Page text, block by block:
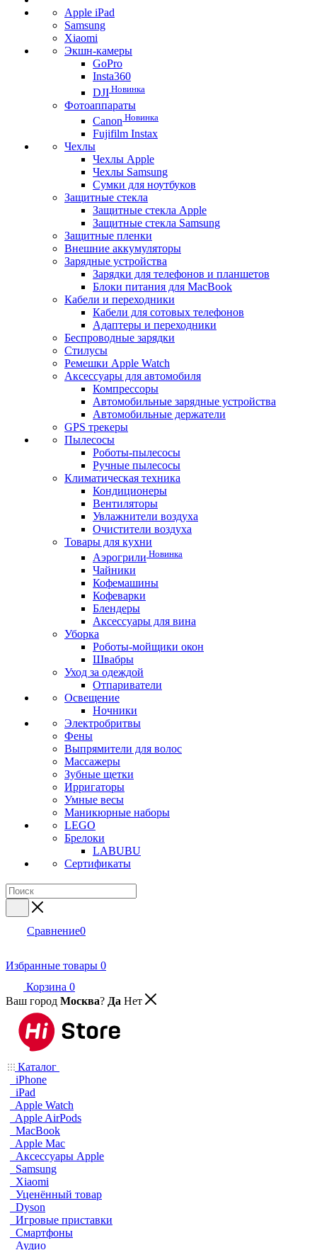
Apple iPad
Samsung
Xiaomi
Экшн-камеры
GoPro
Insta360
DJI Новинка
Фотоаппараты
Canon Новинка
Fujifilm Instax
Чехлы
Чехлы Apple
Чехлы Samsung
Сумки для ноутбуков
Защитные стекла
Защитные стекла Apple
Защитные стекла Samsung
Защитные пленки
Внешние аккумуляторы
Зарядные устройства
Зарядки для телефонов и планшетов
Блоки питания для MacBook
Кабели и переходники
Кабели для сотовых телефонов
Адаптеры и переходники
Беспроводные зарядки
Стилусы
Ремешки Apple Watch
Аксессуары для автомобиля
Компрессоры
Автомобильные зарядные устройства
Автомобильные держатели
GPS трекеры
Пылесосы
Роботы-пылесосы
Ручные пылесосы
Климатическая техника
Кондиционеры
Вентиляторы
Увлажнители воздуха
Очистители воздуха
Товары для кухни
Аэрогрили Новинка
Чайники
Кофемашины
Кофеварки
Блендеры
Аксессуары для вина
Уборка
Роботы-мойщики окон
Швабры
Уход за одеждой
Отпариватели
Освещение
Ночники
Электробритвы
Фены
Выпрямители для волос
Массажеры
Зубные щетки
Ирригаторы
Умные весы
Маникюрные наборы
LEGO
Брелоки
LABUBU
Сертификаты
Сравнение0
Избранные товары 0
Корзина 0
Ваш город Москва? Да Нет
Каталог
iPhone
iPad
Apple Watch
Apple AirPods
MacBook
Apple Mac
Аксессуары Apple
Samsung
Xiaomi
Уценённый товар
Dyson
Игровые приставки
Смартфоны
Аудио